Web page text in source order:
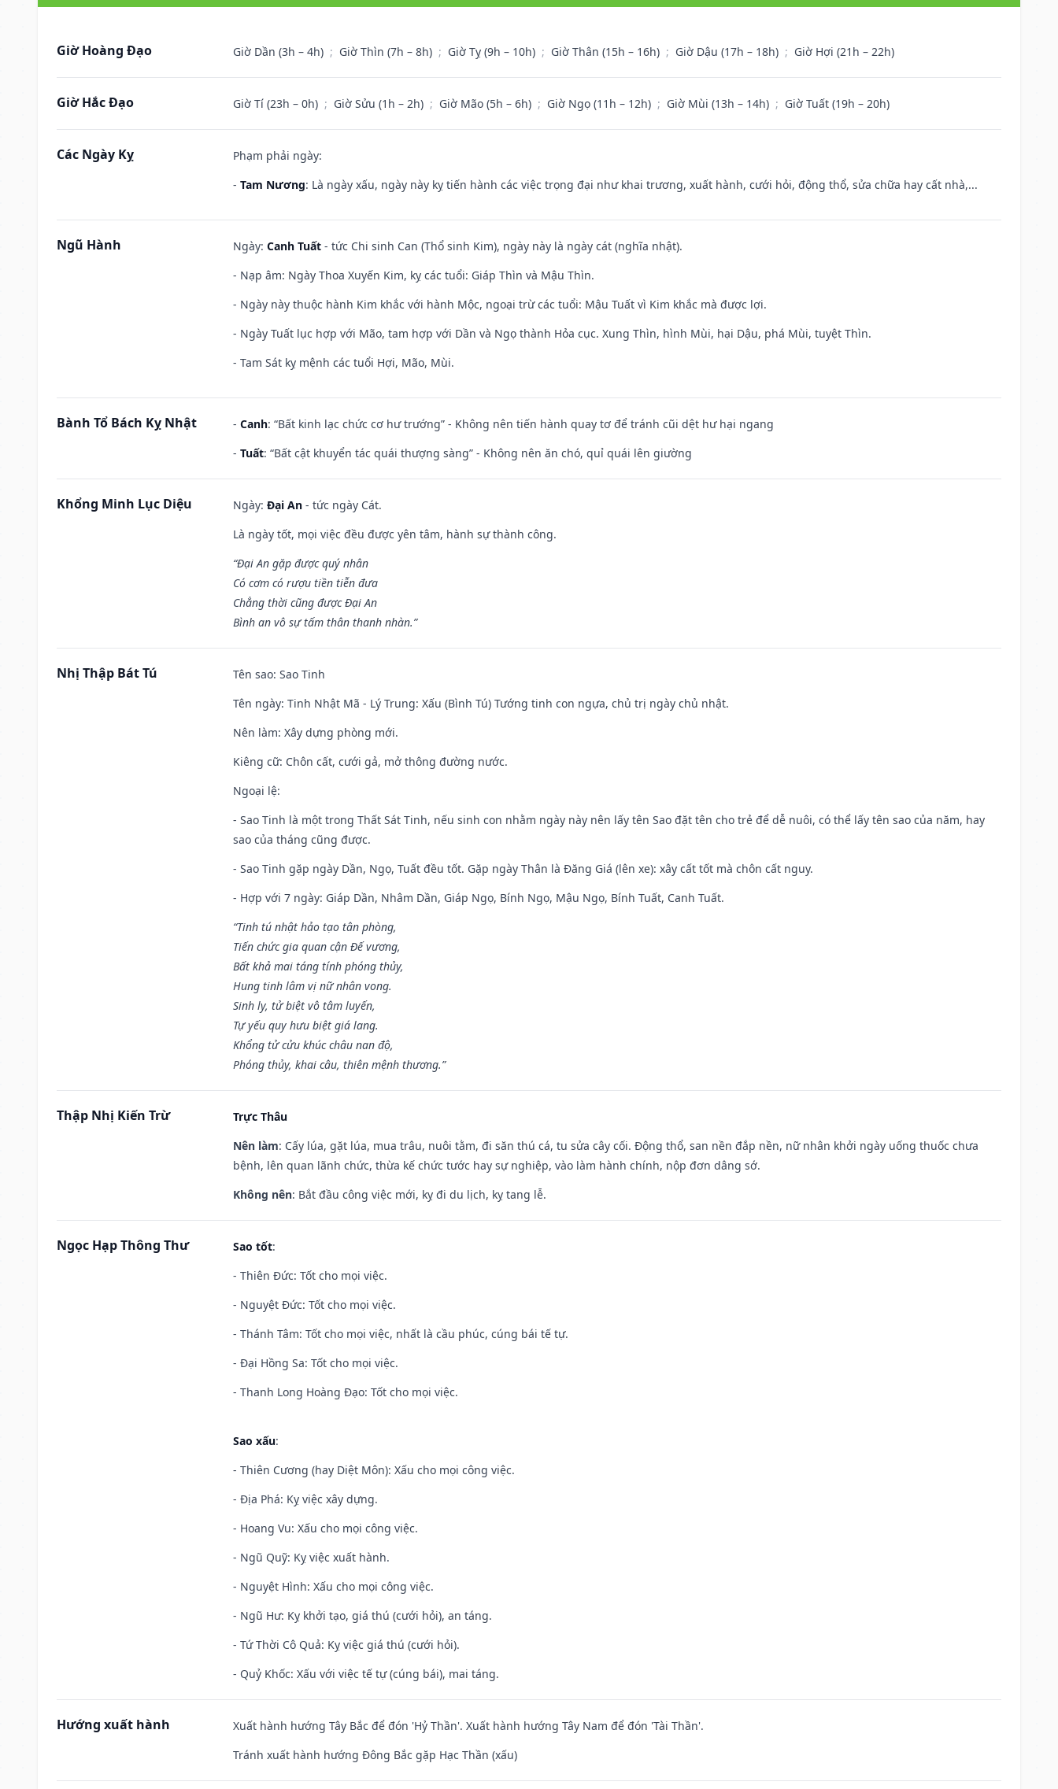
Giờ Hoàng Đạo Giờ Dần (3h – 4h) ; Giờ Thìn (7h – 8h) ; Giờ Tỵ (9h – 10h) ; Giờ Thân (15h – 16h) ; Giờ Dậu (17h – 18h) ; Giờ Hợi (21h – 22h)
Giờ Hắc Đạo Giờ Tí (23h – 0h) ; Giờ Sửu (1h – 2h) ; Giờ Mão (5h – 6h) ; Giờ Ngọ (11h – 12h) ; Giờ Mùi (13h – 14h) ; Giờ Tuất (19h – 20h)
Các Ngày Kỵ
Phạm phải ngày:
- Tam Nương: Là ngày xấu, ngày này kỵ tiến hành các việc trọng đại như khai trương, xuất hành, cưới hỏi, động thổ, sửa chữa hay cất nhà,...
Ngũ Hành Ngày: Canh Tuất - tức Chi sinh Can (Thổ sinh Kim), ngày này là ngày cát (nghĩa nhật).
- Nạp âm: Ngày Thoa Xuyến Kim, kỵ các tuổi: Giáp Thìn và Mậu Thìn.
- Ngày này thuộc hành Kim khắc với hành Mộc, ngoại trừ các tuổi: Mậu Tuất vì Kim khắc mà được lợi.
- Ngày Tuất lục hợp với Mão, tam hợp với Dần và Ngọ thành Hỏa cục. Xung Thìn, hình Mùi, hại Dậu, phá Mùi, tuyệt Thìn.
- Tam Sát kỵ mệnh các tuổi Hợi, Mão, Mùi.
Bành Tổ Bách Kỵ Nhật - Canh: “Bất kinh lạc chức cơ hư trướng” - Không nên tiến hành quay tơ để tránh cũi dệt hư hại ngang
- Tuất: “Bất cật khuyển tác quái thượng sàng” - Không nên ăn chó, quỉ quái lên giường
Khổng Minh Lục Diệu Ngày: Đại An - tức ngày Cát.
Là ngày tốt, mọi việc đều được yên tâm, hành sự thành công.
“Đại An gặp được quý nhân
Có cơm có rượu tiền tiễn đưa
Chẳng thời cũng được Đại An
Bình an vô sự tấm thân thanh nhàn.”
Nhị Thập Bát Tú Tên sao: Sao Tinh
Tên ngày: Tinh Nhật Mã - Lý Trung: Xấu (Bình Tú) Tướng tinh con ngựa, chủ trị ngày chủ nhật.
Nên làm: Xây dựng phòng mới.
Kiêng cữ: Chôn cất, cưới gả, mở thông đường nước.
Ngoại lệ:
- Sao Tinh là một trong Thất Sát Tinh, nếu sinh con nhằm ngày này nên lấy tên Sao đặt tên cho trẻ để dễ nuôi, có thể lấy tên sao của năm, hay
sao của tháng cũng được.
- Sao Tinh gặp ngày Dần, Ngọ, Tuất đều tốt. Gặp ngày Thân là Đăng Giá (lên xe): xây cất tốt mà chôn cất nguy.
- Hợp với 7 ngày: Giáp Dần, Nhâm Dần, Giáp Ngọ, Bính Ngọ, Mậu Ngọ, Bính Tuất, Canh Tuất.
“Tinh tú nhật hảo tạo tân phòng,
Tiến chức gia quan cận Đế vương,
Bất khả mai táng tính phóng thủy,
Hung tinh lâm vị nữ nhân vong.
Sinh ly, tử biệt vô tâm luyến,
Tự yếu quy hưu biệt giá lang.
Khổng tử cửu khúc châu nan độ,
Phóng thủy, khai câu, thiên mệnh thương.”
Thập Nhị Kiến Trừ
Trực Thâu
Nên làm: Cấy lúa, gặt lúa, mua trâu, nuôi tằm, đi săn thú cá, tu sửa cây cối. Động thổ, san nền đắp nền, nữ nhân khởi ngày uống thuốc chưa
bệnh, lên quan lãnh chức, thừa kế chức tước hay sự nghiệp, vào làm hành chính, nộp đơn dâng sớ.
Không nên: Bắt đầu công việc mới, kỵ đi du lịch, kỵ tang lễ.
Ngọc Hạp Thông Thư Sao tốt:
- Thiên Đức: Tốt cho mọi việc.
- Nguyệt Đức: Tốt cho mọi việc.
- Thánh Tâm: Tốt cho mọi việc, nhất là cầu phúc, cúng bái tế tự.
- Đại Hồng Sa: Tốt cho mọi việc.
- Thanh Long Hoàng Đạo: Tốt cho mọi việc.
Sao xấu:
- Thiên Cương (hay Diệt Môn): Xấu cho mọi công việc.
- Địa Phá: Kỵ việc xây dựng.
- Hoang Vu: Xấu cho mọi công việc.
- Ngũ Quỹ: Kỵ việc xuất hành.
- Nguyệt Hình: Xấu cho mọi công việc.
- Ngũ Hư: Kỵ khởi tạo, giá thú (cưới hỏi), an táng.
- Tứ Thời Cô Quả: Kỵ việc giá thú (cưới hỏi).
- Quỷ Khốc: Xấu với việc tế tự (cúng bái), mai táng.
Hướng xuất hành
Xuất hành hướng Tây Bắc để đón 'Hỷ Thần'. Xuất hành hướng Tây Nam để đón 'Tài Thần'.
Tránh xuất hành hướng Đông Bắc gặp Hạc Thần (xấu)